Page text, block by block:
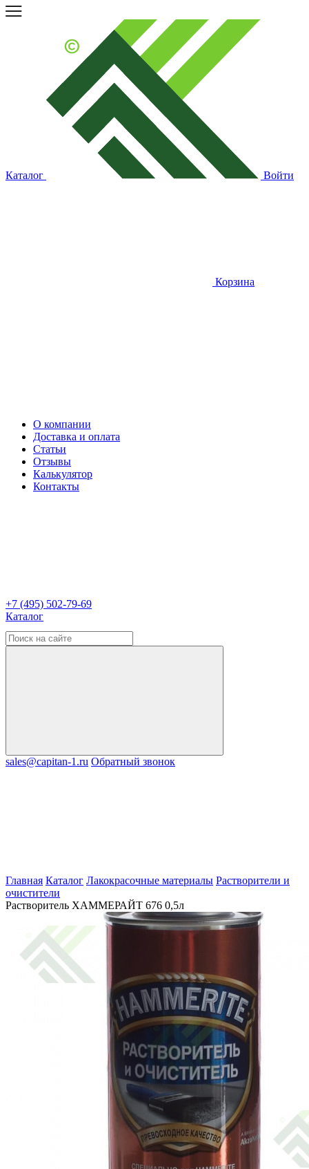
Каталог Войти
Корзина
О компании
Доставка и оплата
Статьи
Отзывы
Калькулятор
Контакты
+7 (495) 502-79-69
Каталог
sales@capitan-1.ru Обратный звонок
Главная Каталог Лакокрасочные материалы Растворители и
очистители
Растворитель ХАММЕРАЙТ 676 0,5л